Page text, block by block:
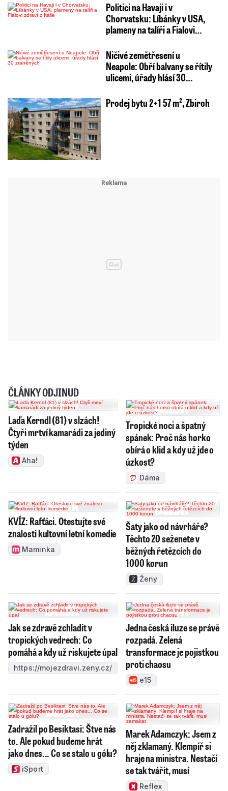
Politici na Havaji i v
Chorvatsku: Líbánky v USA,
plameny na talíři a Fialovi…
Ničivé zemětřesení u
Neapole: Obří balvany se řítily
ulicemi, úřady hlásí 30…
Prodej bytu 2+1 57 m², Zbiroh
ČLÁNKY ODJINUD
Laďa Kerndl (81) v slzách!
Čtyři mrtví kamarádi za jediný
týden
Aha!
Tropické noci a špatný
spánek: Proč nás horko
obírá o klid a kdy už jde o
úzkost?
Dáma
KVÍZ: Rafťáci. Otestujte své
znalosti kultovní letní komedie
Maminka
Šaty jako od návrháře?
Těchto 20 seženete v
běžných řetězcích do
1000 korun
Ženy
Jak se zdravě zchladit v
tropických vedrech: Co
pomáhá a kdy už riskujete úpal
https://mojezdravi.zeny.cz/
Jedna česká iluze se právě
rozpadá. Zelená
transformace je pojistkou
proti chaosu
e15
Zadražil po Besiktasi: Štve nás
to. Ale pokud budeme hrát
jako dnes... Co se stalo u gólu?
iSport
Marek Adamczyk: Jsem z
něj zklamaný. Klempíř si
hraje na ministra. Nestačí
se tak tvářit, musí
zamakat
Reflex